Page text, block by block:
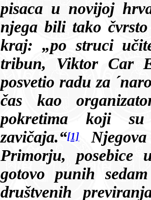
pisaca u novijoj
njega bili tako čvrsto i neposredno povezani uz rodni
kraj: „po struci učitelj, a po vokaciji
tribun, Viktor Car
posvetio radu za
čas kao organizator otpora svim protunarodnim
pokretima koji su
zavičaja.“[1]
Primorju, posebice u
gotovo punih
društvenih previranja, međunacionalnih napetosti i